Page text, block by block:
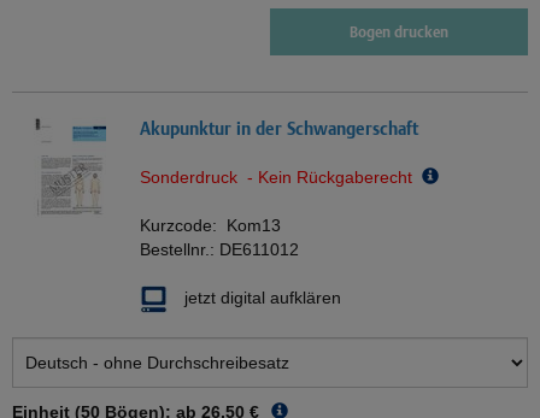
Bogen drucken
Akupunktur in der Schwangerschaft
Sonderdruck - Kein Rückgaberecht
Kurzcode: Kom13
Bestellnr.: DE611012
jetzt digital aufklären
Einheit (50 Bögen): ab 26,50 €